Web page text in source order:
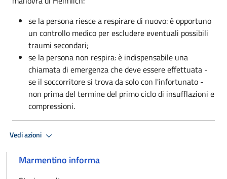
se la persona riesce a respirare di nuovo: è opportuno
un controllo medico per escludere eventuali possibili
traumi secondari;
se la persona non respira: è indispensabile una
chiamata di emergenza che deve essere effettuata -
se il soccorritore si trova da solo con l'infortunato -
non prima del termine del primo ciclo di insufflazioni e
compressioni.
Vedi azioni
Marmentino informa